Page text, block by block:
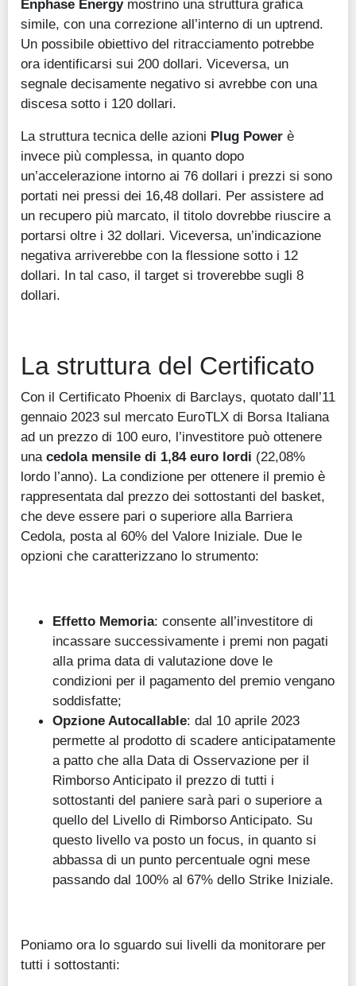
Enphase Energymostrino una struttura grafica
simile, con una correzione all’interno di un uptrend.
Un possibile obiettivo del ritracciamento potrebbe
ora identificarsi sui 200 dollari. Viceversa, un
segnale decisamente negativo si avrebbe con una
discesa sotto i 120 dollari.
La struttura tecnica delle azioni Plug Power è
invece più complessa, in quanto dopo
un’accelerazione intorno ai 76 dollari i prezzi si sono
portati nei pressi dei 16,48 dollari. Per assistere ad
un recupero più marcato, il titolo dovrebbe riuscire a
portarsi oltre i 32 dollari. Viceversa, un’indicazione
negativa arriverebbe con la flessione sotto i 12
dollari. In tal caso, il target si troverebbe sugli 8
dollari.
La struttura del Certificato
Con il Certificato Phoenix di Barclays, quotato dall’11
gennaio 2023 sul mercato EuroTLX di Borsa Italiana
ad un prezzo di 100 euro, l’investitore può ottenere
una cedola mensile di 1,84 euro lordi (22,08%
lordo l’anno). La condizione per ottenere il premio è
rappresentata dal prezzo dei sottostanti del basket,
che deve essere pari o superiore alla Barriera
Cedola, posta al 60% del Valore Iniziale. Due le
opzioni che caratterizzano lo strumento:
Effetto Memoria: consente all’investitore di
incassare successivamente i premi non pagati
alla prima data di valutazione dove le
condizioni per il pagamento del premio vengano
soddisfatte;
Opzione Autocallable: dal 10 aprile 2023
permette al prodotto di scadere anticipatamente
a patto che alla Data di Osservazione per il
Rimborso Anticipato il prezzo di tutti i
sottostanti del paniere sarà pari o superiore a
quello del Livello di Rimborso Anticipato. Su
questo livello va posto un focus, in quanto si
abbassa di un punto percentuale ogni mese
passando dal 100% al 67% dello Strike Iniziale.
Poniamo ora lo sguardo sui livelli da monitorare per
tutti i sottostanti: